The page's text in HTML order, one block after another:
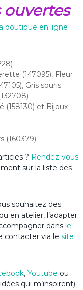
boutique en ligne
(147095), Fleur
Gris souris
(158130) et Bijoux
(160379)
? Rendez-vous
sur la liste des
souhaitez des
en atelier, l’adapter
dans le
contacter via le site
.
, Youtube ou
qui m’inspirent).